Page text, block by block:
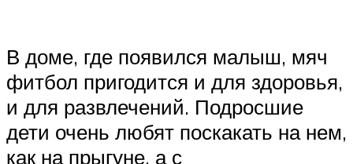
В доме, где появился малыш, мяч
фитбол пригодится и для здоровья,
и для развлечений. Подросшие
дети очень любят поскакать на нем,
как на прыгуне, а с